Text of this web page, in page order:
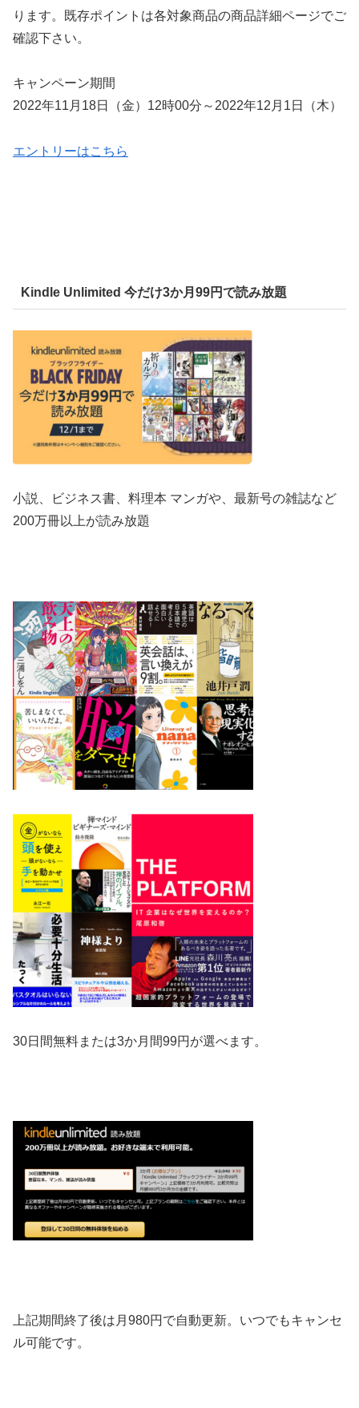
ります。既存ポイントは各対象商品の商品詳細ページでご
確認下さい。
キャンペーン期間
2022年11月18日（金）12時00分～2022年12月1日（木）
エントリーはこちら
Kindle Unlimited 今だけ3か月99円で読み放題
小説、ビジネス書、料理本 マンガや、最新号の雑誌など
200万冊以上が読み放題
30日間無料または3か月間99円が選べます。
上記期間終了後は月980円で自動更新。いつでもキャンセ
ル可能です。